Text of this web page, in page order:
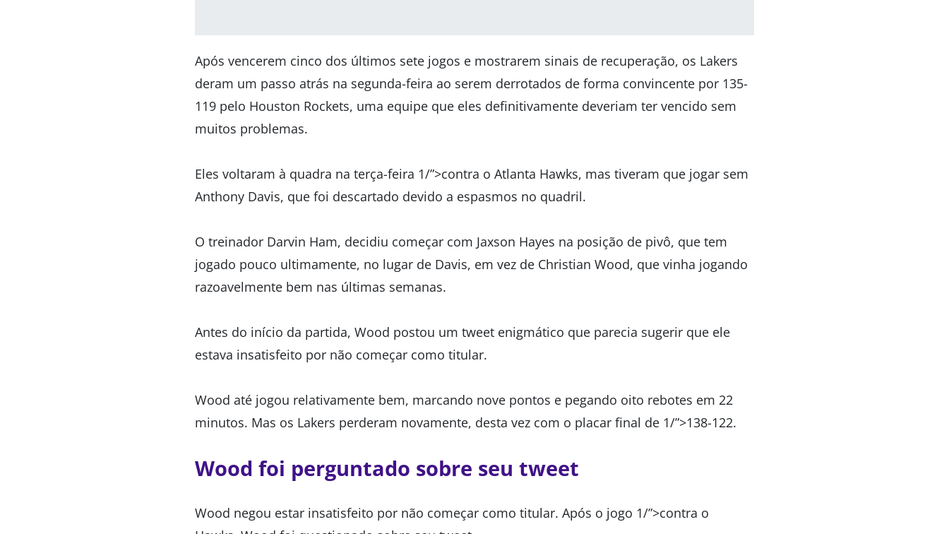
Após vencerem cinco dos últimos sete jogos e mostrarem sinais de recuperação, os Lakers
deram um passo atrás na segunda-feira ao serem derrotados de forma convincente por 135-
119 pelo Houston Rockets, uma equipe que eles definitivamente deveriam ter vencido sem
muitos problemas.
Eles voltaram à quadra na terça-feira 1/”>contra o Atlanta Hawks, mas tiveram que jogar sem
Anthony Davis, que foi descartado devido a espasmos no quadril.
O treinador Darvin Ham, decidiu começar com Jaxson Hayes na posição de pivô, que tem
jogado pouco ultimamente, no lugar de Davis, em vez de Christian Wood, que vinha jogando
razoavelmente bem nas últimas semanas.
Antes do início da partida, Wood postou um tweet enigmático que parecia sugerir que ele
estava insatisfeito por não começar como titular.
Wood até jogou relativamente bem, marcando nove pontos e pegando oito rebotes em 22
minutos. Mas os Lakers perderam novamente, desta vez com o placar final de 1/”>138-122.
Wood foi perguntado sobre seu tweet
Wood negou estar insatisfeito por não começar como titular. Após o jogo 1/”>contra o